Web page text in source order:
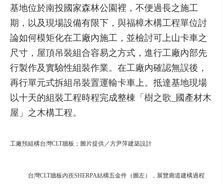
基地位於南投國家森林公園裡，不便過長之施工
期，以及現場設備有限下，與福樟木構工程單位討
論如何模矩化在工廠內施工，並檢討可上山卡車之
尺寸，屋頂吊裝組合容易之方式，進行工廠內部先
行製作及實驗性組裝作業。在工廠內確認無誤後，
再行單元式拆組吊裝置運輸卡車上。抵達基地現場
以十天的組裝工程時程完成整棟「樹之歌_國產材木
屋」之木構工程。
工廠預組構台灣CLT牆板；圖片提供／方尹萍建築設計
台灣CLT牆板內崁SHERPA結構五金件（圖左），展覽廊道建構過程